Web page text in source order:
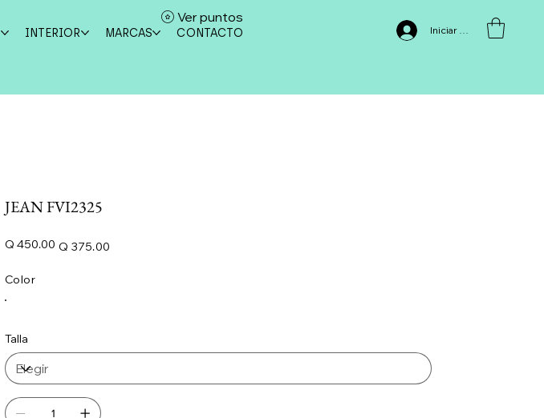
INTERIOR MARCAS CONTACTO Iniciar sesión
Ver puntos
JEAN FVI2325
Precio
original
Q 450.00 de
Q 375.00
Color
Talla